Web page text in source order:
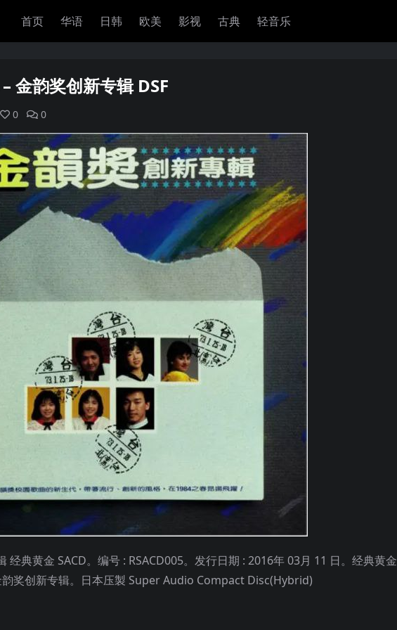
首页 华语 日韩 欧美 影视 古典 轻音乐
金韵奖创新专辑 DSF
0 0
经典黄金 SACD。编号 : RSACD005。发行日期 : 2016年 03月 11 日。经典黄金
韵奖创新专辑。日本压製 Super Audio Compact Disc(Hybrid)